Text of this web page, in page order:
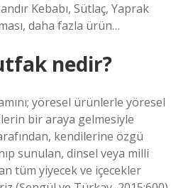
Kebabı, Sütlaç, Yaprak
daha fazla ürün…
nedir?
yöresel ürünlerle yöresel
bir araya gelmesiyle
kendilerine özgü
sunulan, dinsel veya milli
tüm yiyecek ve içecekler